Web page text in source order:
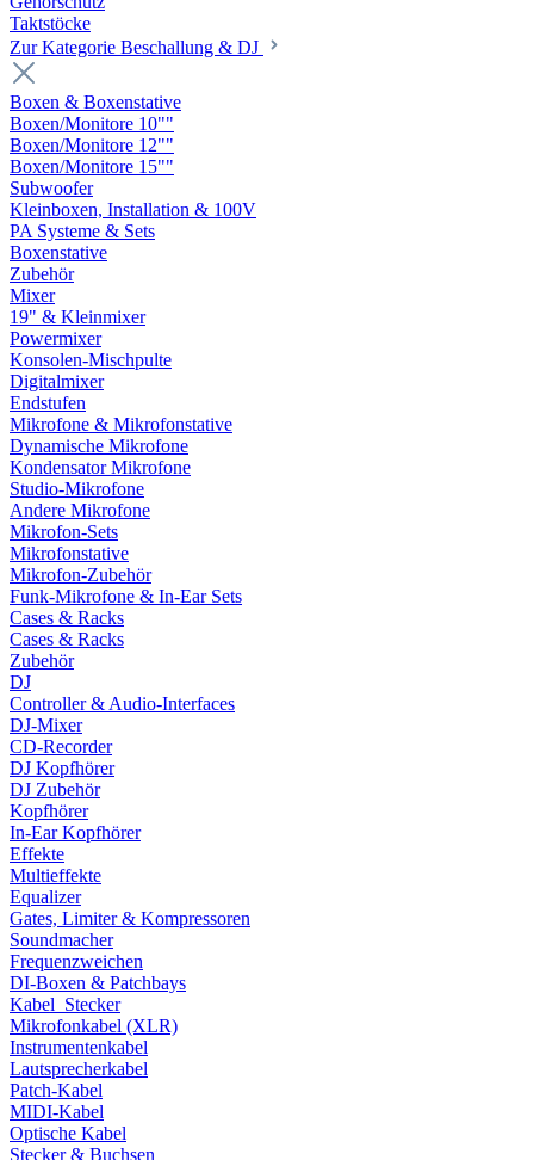
Taktstöcke
Zur Kategorie Beschallung & DJ
Boxen & Boxenstative
Boxen/Monitore 10""
Boxen/Monitore 12""
Boxen/Monitore 15""
Subwoofer
Kleinboxen, Installation & 100V
PA Systeme & Sets
Boxenstative
Zubehör
Mixer
19" & Kleinmixer
Powermixer
Konsolen-Mischpulte
Digitalmixer
Endstufen
Mikrofone & Mikrofonstative
Dynamische Mikrofone
Kondensator Mikrofone
Studio-Mikrofone
Andere Mikrofone
Mikrofon-Sets
Mikrofonstative
Mikrofon-Zubehör
Funk-Mikrofone & In-Ear Sets
Cases & Racks
Cases & Racks
Zubehör
DJ
Controller & Audio-Interfaces
DJ-Mixer
CD-Recorder
DJ Kopfhörer
DJ Zubehör
Kopfhörer
In-Ear Kopfhörer
Effekte
Multieffekte
Equalizer
Gates, Limiter & Kompressoren
Soundmacher
Frequenzweichen
DI-Boxen & Patchbays
Kabel_Stecker
Mikrofonkabel (XLR)
Instrumentenkabel
Lautsprecherkabel
Patch-Kabel
MIDI-Kabel
Optische Kabel
Stecker & Buchsen